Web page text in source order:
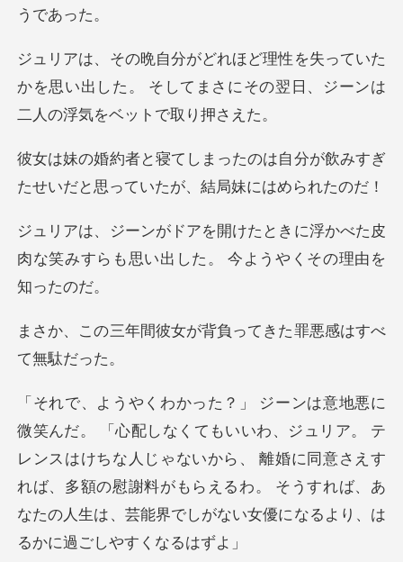
ていた
かを思い出した。 そしてまさにその翌
は自分が飲みすぎ
たせいだと思って
に浮かべた皮
肉な笑みすらも思い出した
女が背負ってきた罪悪
ア。 テ
レンスはけちな人じゃないから、 離婚に同意さえす
れば、多額の慰謝料がもらえるわ。